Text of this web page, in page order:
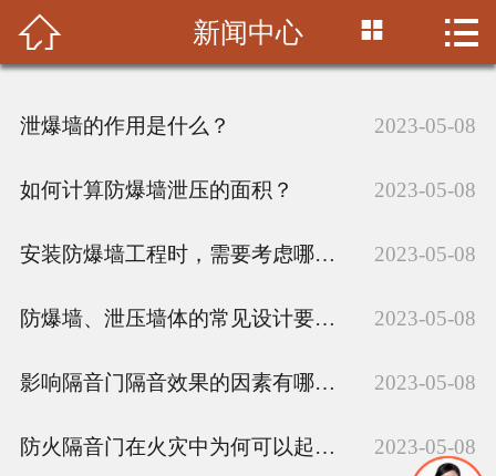
 首页
施工案例
视频中心
新闻中心
联系我们
 新闻中心  
泄爆墙的作用是什么？ 2023-05-08
如何计算防爆墙泄压的面积？ 2023-05-08
安装防爆墙工程时，需要考虑哪些因素？ 2023-05-08
防爆墙、泄压墙体的常见设计要求是什么？ 2023-05-08
影响隔音门隔音效果的因素有哪些？ 2023-05-08
防火隔音门在火灾中为何可以起到作用？ 2023-05-08